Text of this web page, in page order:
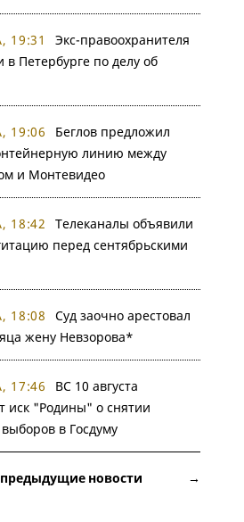
19:31
Экс-правоохранителя
в Петербурге по делу об
19:06
Беглов предложил
линию между
и Монтевидео
18:42
Телеканалы объявили
перед сентябрьскими
18:08
Суд заочно арестовал
жену Невзорова*
17:46
ВС 10 августа
иск "Родины" о снятии
в Госдуму
предыдущие новости →